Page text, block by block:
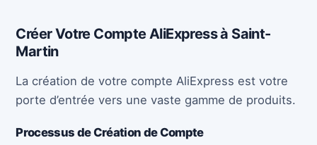
Créer Votre Compte AliExpress à Saint-
Martin
La création de votre compte AliExpress est votre
porte d’entrée vers une vaste gamme de produits.
Processus de Création de Compte